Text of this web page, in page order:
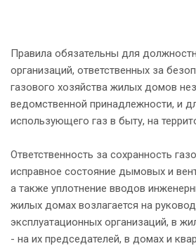
Правила обязательны для
организаций, ответственных за
газового хозяйства жилых домов
ведомственной принадлежности, и
использующего газ в быту, на
Ответственность за сохранность
исправное состояние дымовых и
а также уплотнение вводов
жилых домах возлагается на
эксплуатационных организаций, в
- на их председателей, в домах и